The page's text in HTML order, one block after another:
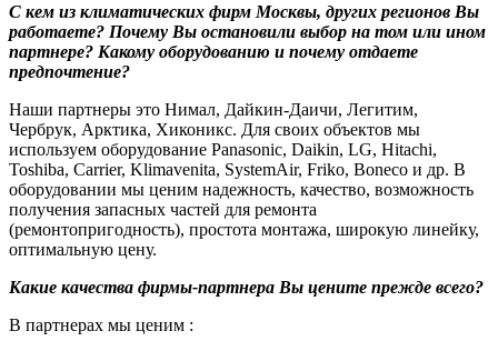
С кем из климатических фирм Москвы, других регионов Вы
работаете? Почему Вы остановили выбор на том или ином
партнере? Какому оборудованию и почему отдаете
предпочтение?
Наши партнеры это Нимал, Дайкин-Даичи, Легитим,
Чербрук, Арктика, Хиконикс. Для своих объектов мы
используем оборудование Panasonic, Daikin, LG, Hitachi,
Toshiba, Carrier, Klimаvenita, SystemAir, Friko, Boneco и др. В
оборудовании мы ценим надежность, качество, возможность
получения запасных частей для ремонта
(ремонтопригодность), простота монтажа, широкую линейку,
оптимальную цену.
Какие качества фирмы-партнера Вы цените прежде всего?
В партнерах мы ценим :